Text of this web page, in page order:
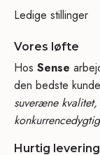
Ledige stillinger
Vores løfte
Hos Sense
den bedste
suveræne
Hurtig levering